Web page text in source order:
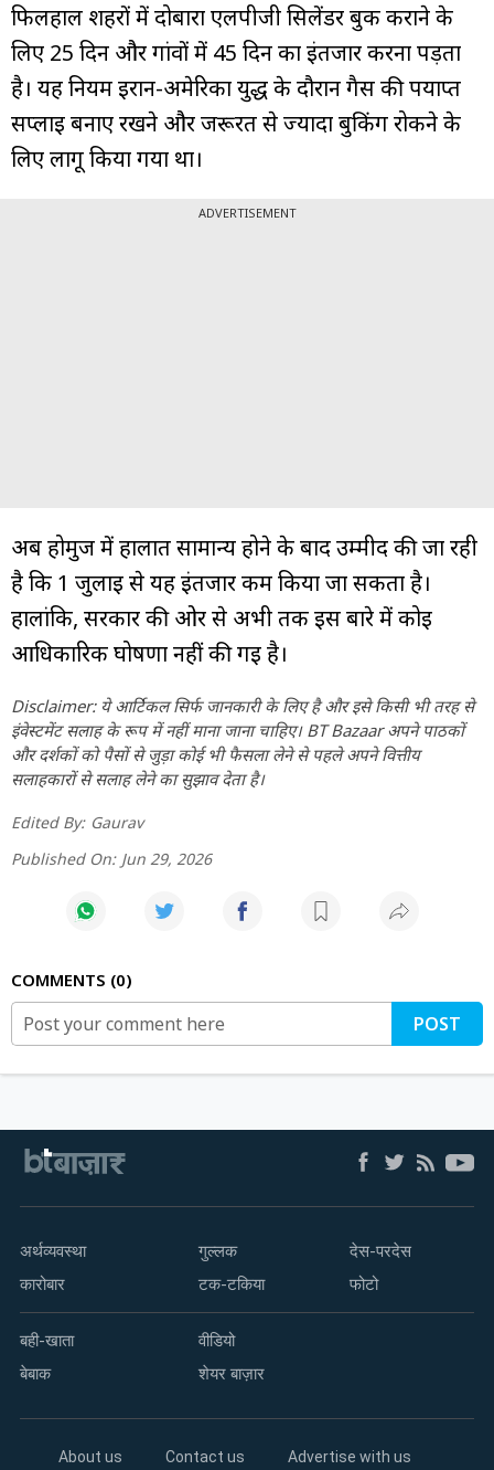
फिलहाल शहरों में दोबारा एलपीजी सिलेंडर बुक कराने के
लिए 25 दिन और गांवों में 45 दिन का इंतजार करना पड़ता
है। यह नियम ईरान-अमेरिका युद्ध के दौरान गैस की पर्याप्त
सप्लाई बनाए रखने और जरूरत से ज्यादा बुकिंग रोकने के
लिए लागू किया गया था।
ADVERTISEMENT
अब होर्मुज में हालात सामान्य होने के बाद उम्मीद की जा रही
है कि 1 जुलाई से यह इंतजार कम किया जा सकता है।
हालांकि, सरकार की ओर से अभी तक इस बारे में कोई
आधिकारिक घोषणा नहीं की गई है।
Disclaimer: ये आर्टिकल सिर्फ जानकारी के लिए है और इसे किसी भी तरह से
इंवेस्टमेंट सलाह के रूप में नहीं माना जाना चाहिए। BT Bazaar अपने पाठकों
और दर्शकों को पैसों से जुड़ा कोई भी फैसला लेने से पहले अपने वित्तीय
सलाहकारों से सलाह लेने का सुझाव देता है।
Edited By: Gaurav
Published On: Jun 29, 2026
COMMENTS 0
POST
अर्थव्यवस्था
कारोबार
गुल्लक
टक-टकिया
देस-परदेस
फोटो
बही-खाता
बेबाक
वीडियो
शेयर बाज़ार
About us Contact us Advertise with us